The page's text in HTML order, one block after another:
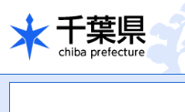
千葉県